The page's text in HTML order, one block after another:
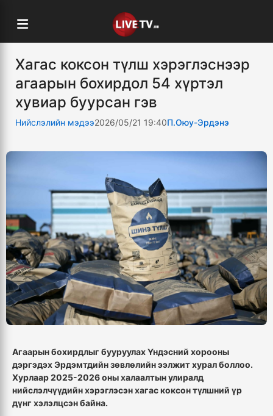
Хагас коксон түлш хэрэглэснээр
агаарын бохирдол 54 хүртэл
хувиар буурсан гэв
Нийслэлийн мэдээ2026/05/21 19:40П.Оюу-Эрдэнэ
Агаарын бохирдлыг бууруулах Үндэсний хорооны
дэргэдэх Эрдэмтдийн зөвлөлийн ээлжит хурал боллоо.
Хурлаар 2025-2026 оны халаалтын улиралд
нийслэлчүүдийн хэрэглэсэн хагас коксон түлшний үр
дүнг хэлэлцсэн байна.